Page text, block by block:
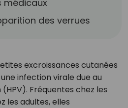
médicaux
des verrues
excroissances cutanées
infection virale due au
Fréquentes chez les
les adultes, elles